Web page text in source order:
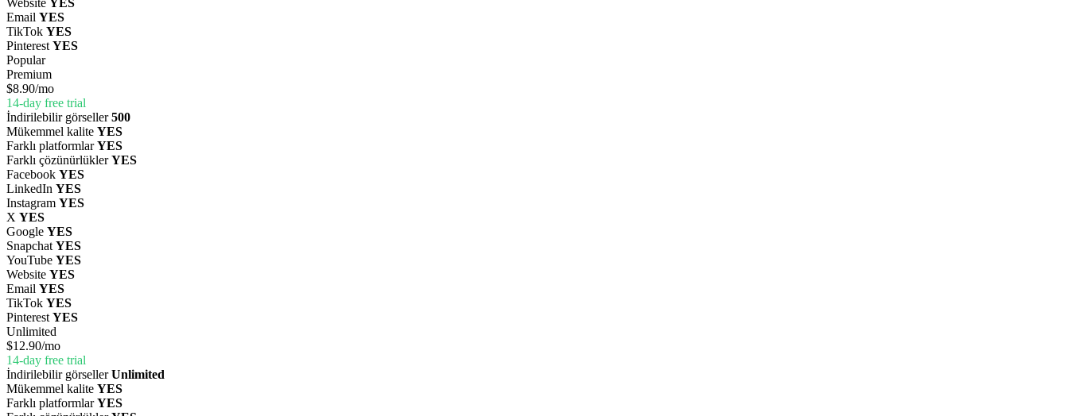
Website YES
Email YES
TikTok YES
Pinterest YES
Popular
Premium
$8.90/mo
14-day free trial
İndirilebilir görseller500
Mükemmel kalite YES
Farklı platformlarYES
Farklı çözünürlüklerYES
Facebook YES
LinkedIn YES
Instagram YES
X YES
Google YES
Snapchat YES
YouTube YES
Website YES
Email YES
TikTok YES
Pinterest YES
Unlimited
$12.90/mo
14-day free trial
İndirilebilir görsellerUnlimited
Mükemmel kalite YES
Farklı platformlarYES